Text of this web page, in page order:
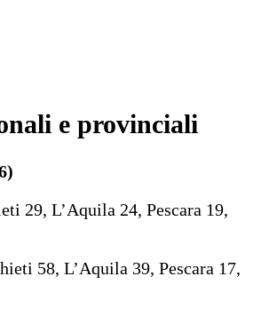
e provinciali
29, L’Aquila 24, Pescara 19,
58, L’Aquila 39, Pescara 17,